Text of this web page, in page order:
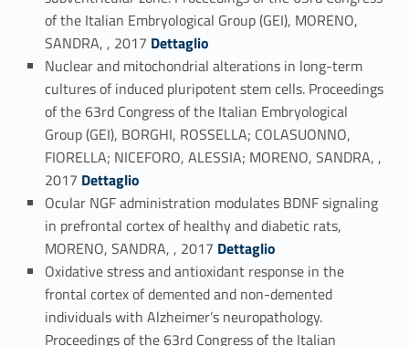
of the Italian Embryological Group (GEI), MORENO,
SANDRA, , 2017 Link identifier #identifier_person_155187-29
Dettaglio
Nuclear and mitochondrial alterations in long-term
cultures of induced pluripotent stem cells. Proceedings
of the 63rd Congress of the Italian Embryological
Group (GEI), BORGHI, ROSSELLA; COLASUONNO,
FIORELLA; NICEFORO, ALESSIA; MORENO, SANDRA, ,
2017 Link identifier #identifier_person_20679-30
Dettaglio
Ocular NGF administration modulates BDNF signaling
in prefrontal cortex of healthy and diabetic rats,
MORENO, SANDRA, , 2017 Link identifier #identifier_person_186663-31
Dettaglio
Oxidative stress and antioxidant response in the
frontal cortex of demented and non-demented
individuals with Alzheimer’s neuropathology.
Proceedings of the 63rd Congress of the Italian